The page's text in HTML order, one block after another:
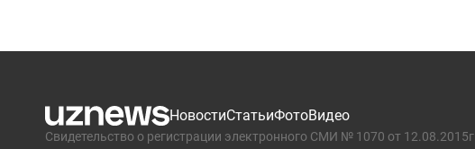
НовостиСтатьиФотоВидео
Свидетельство о регистрации электронного СМИ № 1070 от 12.08.2015г.